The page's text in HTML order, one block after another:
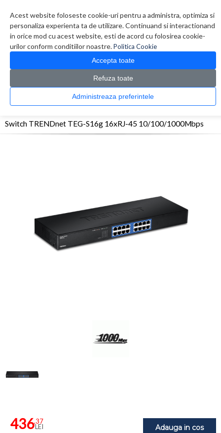
Acest website foloseste cookie-uri pentru a administra, optimiza si
personaliza experienta ta de utilizare. Continuand si interactionand
in orice mod cu acest website, esti de acord cu folosirea cookie-
urilor conform conditiilor noastre.Politica Cookie
Accepta toate
Refuza toate
Administreaza preferintele
0 produs(e)
CATALOG PRODUSE
> Switch-uri >
Switch TRENDnet TEG-S16g 16xRJ-45
Switch TRENDnet TEG-S16g 16xRJ-45 10/100/1000Mbps
Adauga in cos
436,37
LEI